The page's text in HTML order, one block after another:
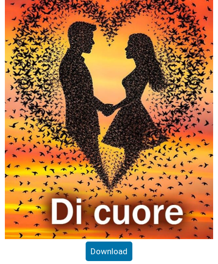
Download